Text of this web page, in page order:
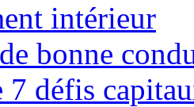
intérieur
bonne
7 défis